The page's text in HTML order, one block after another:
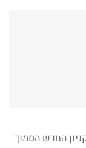
סוף סוף הקניון החדש הסמוך